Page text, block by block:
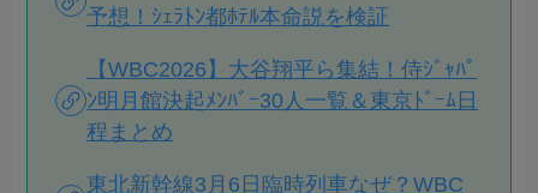
予想！ｼｪﾗﾄﾝ都ﾎﾃﾙ本命説を検証
【WBC2026】大谷翔平ら集結！侍ｼﾞｬﾊﾟ
ﾝ明月館決起ﾒﾝﾊﾞｰ30人一覧＆東京ﾄﾞｰﾑ日
程まとめ
東北新幹線3月6日臨時列車なぜ？WBC